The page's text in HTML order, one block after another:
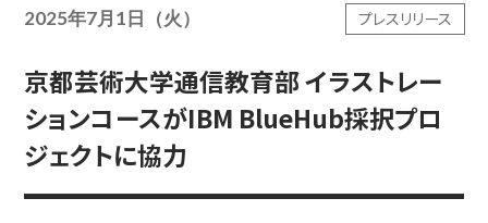
教育・社会連携
2025年7月1日（火） プレスリリース
京都芸術大学通信教育部 イラストレー
ションコースがIBM BlueHub採択プロ
ジェクトに協力